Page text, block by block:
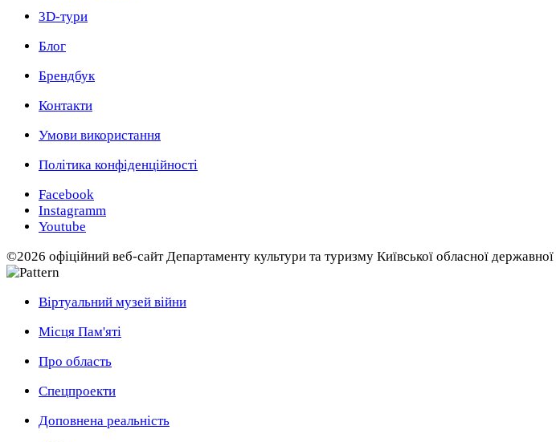
3D-тури
Блог
Брендбук
Контакти
Умови використання
Політика конфіденційності
Facebook
Instagramm
Youtube
©2026 офіційний веб-сайт Департаменту культури та туризму Київської обласної державної
Віртуальний музей війни
Місця Пам'яті
Про область
Спецпроекти
Доповнена реальність